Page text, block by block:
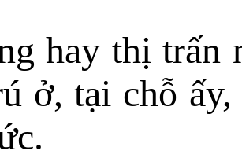
hay thị trấn
ở, tại chỗ